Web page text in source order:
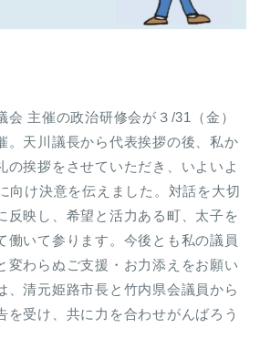
会 主催の政治研修会が３/31（金）
。天川議長から代表挨拶の後、私か
の挨拶をさせていただき、いよいよ
向け決意を伝えました。対話を大切
反映し、希望と活力ある町、太子を
働いて参ります。今後とも私の議員
変わらぬご支援・お力添えをお願い
、清元姫路市長と竹内県会議員から
を受け、共に力を合わせがんばろう